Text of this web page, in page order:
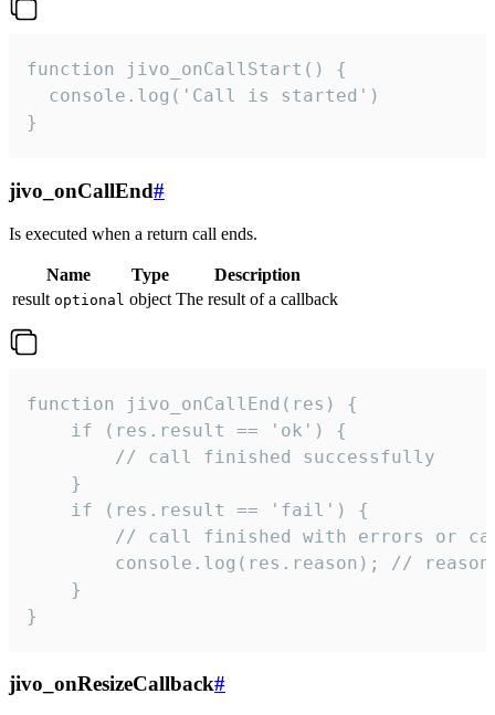
function jivo_onCallStart() {
  console.log('Call is started')
}
jivo_onCallEnd#
Is executed when a return call ends.
Name Type
Description
result optional object The result of a callback
function jivo_onCallEnd(res) {
    if (res.result == 'ok') {
        // call finished successfully
    }
    if (res.result == 'fail') {
// call finished with errors or
console.log(res.reason); //
    }
}
jivo_onResizeCallback#